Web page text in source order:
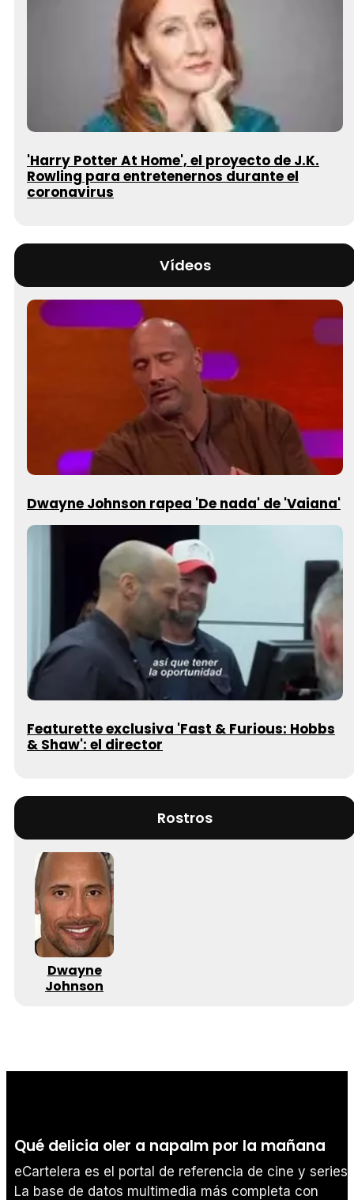
'Harry Potter At Home', el proyecto de J.K.
Rowling para entretenernos durante el
coronavirus
Vídeos
Dwayne Johnson rapea 'De nada' de 'Vaiana'
Featurette exclusiva 'Fast & Furious: Hobbs
& Shaw': el director
Rostros
Dwayne
Johnson
Qué delicia oler a napalm por la mañana
eCartelera es el portal de referencia de cine y series.
La base de datos multimedia más completa con